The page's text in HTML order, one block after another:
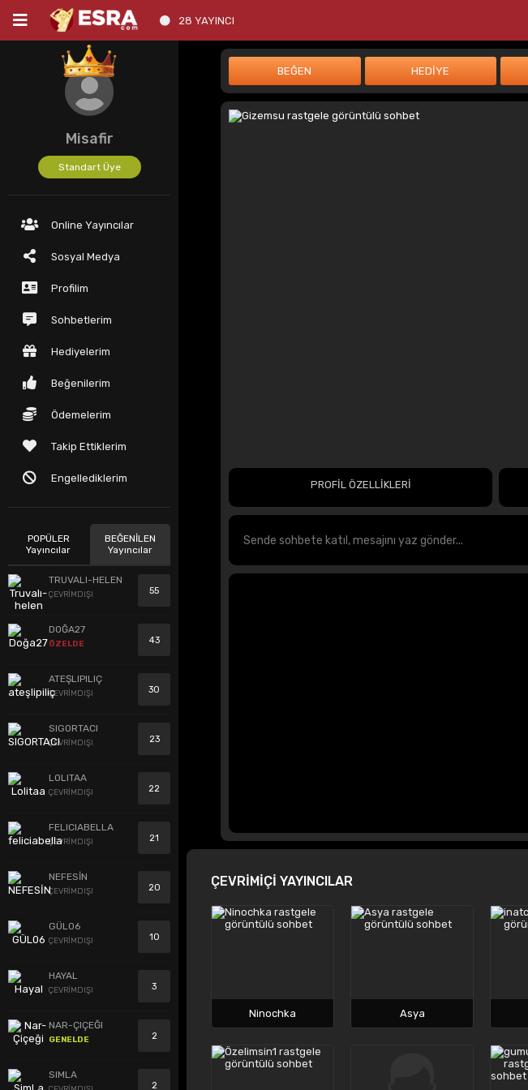
28 YAYINCI
Misafir
Standart Üye
Online Yayıncılar
Sosyal Medya
Profilim
Sohbetlerim
Hediyelerim
Beğenilerim
Ödemelerim
Takip Ettiklerim
Engellediklerim
POPÜLER
Yayıncılar
BEĞENİLEN
Yayıncılar
TRUVALI-HELEN
ÇEVRİMDIŞI 55
DOĞA27
ÖZELDE 43
ATEŞLIPILIÇ
ÇEVRİMDIŞI 30
SIGORTACI
ÇEVRİMDIŞI 23
LOLITAA
ÇEVRİMDIŞI 22
FELICIABELLA
ÇEVRİMDIŞI 21
NEFESİN
ÇEVRİMDIŞI 20
GÜL06
ÇEVRİMDIŞI 10
HAYAL
ÇEVRİMDIŞI 3
NAR-ÇIÇEĞI
GENELDE 2
SIMLA
2
PROFİL ÖZELLİKLERİ
ÇEVRİMİÇİ YAYINCILAR
Ninochka Asya